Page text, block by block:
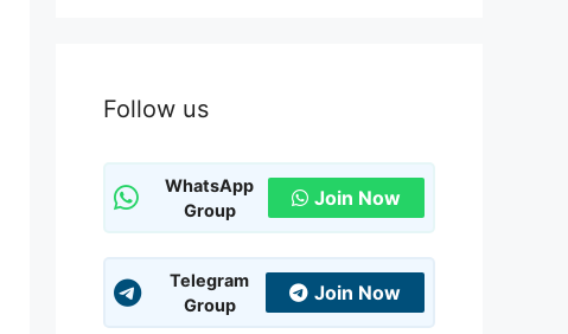
Follow us
WhatsApp
Group
Join Now
Telegram
Group
Join Now